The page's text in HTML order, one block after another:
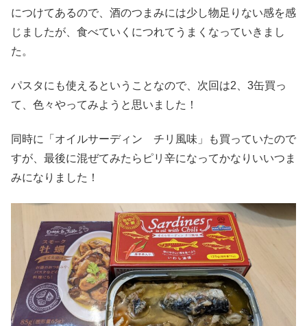
につけてあるので、酒のつまみには少し物足りない感を感
じましたが、食べていくにつれてうまくなっていきまし
た。
パスタにも使えるということなので、次回は2、3缶買っ
て、色々やってみようと思いました！
同時に「オイルサーディン チリ風味」も買っていたので
すが、最後に混ぜてみたらピリ辛になってかなりいいつま
みになりました！